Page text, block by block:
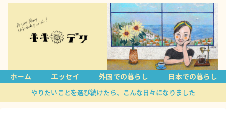
ホーム エッセイ 外国での暮らし 日本での暮らし
やりたいことを選び続けたら、こんな日々になりました